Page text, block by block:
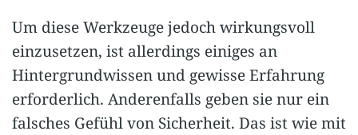
Um diese Werkzeuge jedoch wirkungsvoll
einzusetzen, ist allerdings einiges an
Hintergrundwissen und gewisse Erfahrung
erforderlich. Anderenfalls geben sie nur ein
falsches Gefühl von Sicherheit. Das ist wie mit